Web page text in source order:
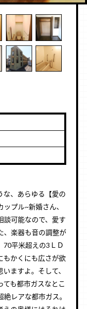
な、あらゆる【愛の
プル~新婚さん、
談可能なので、愛す
、楽器も音の調整が
70平米超えの3ＬＤ
もかくにも広さが欲
ますよ。そして、
も都市ガスなとこ
レアな都市ガス。